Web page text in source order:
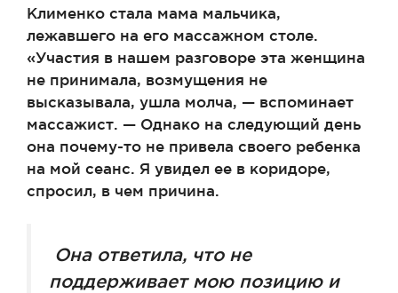
Клименко стала мама мальчика,
лежавшего на его массажном столе.
«Участия в нашем разговоре эта женщина
не принимала, возмущения не
высказывала, ушла молча, — вспоминает
массажист. — Однако на следующий день
она почему-то не привела своего ребенка
на мой сеанс. Я увидел ее в коридоре,
спросил, в чем причина.
Она ответила, что не
поддерживает мою позицию и